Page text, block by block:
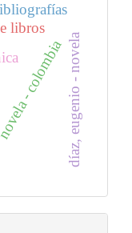
libros
díaz, eugenio - novela
colombia